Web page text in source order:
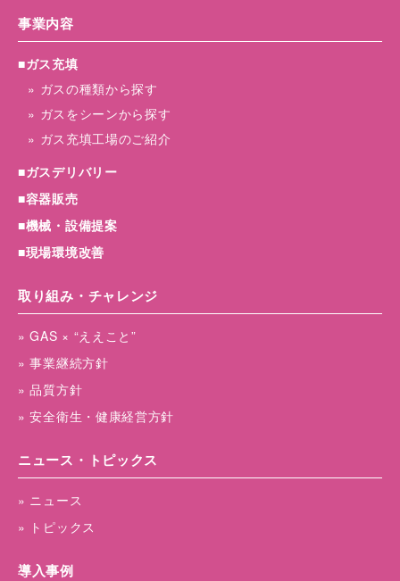
事業内容
■ガス充填
» ガスの種類から探す
» ガスをシーンから探す
» ガス充填工場のご紹介
■ガスデリバリー
■容器販売
■機械・設備提案
■現場環境改善
取り組み・チャレンジ
» GAS × “ええこと”
» 事業継続方針
» 品質方針
» 安全衛生・健康経営方針
ニュース・トピックス
» ニュース
» トピックス
導入事例